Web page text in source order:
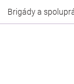
Brigády a